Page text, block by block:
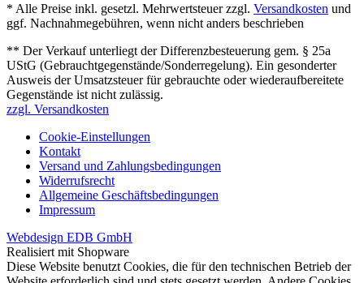
* Alle Preise inkl. gesetzl. Mehrwertsteuer zzgl. Versandkosten und
ggf. Nachnahmegebühren, wenn nicht anders beschrieben
** Der Verkauf unterliegt der Differenzbesteuerung gem. § 25a
UStG (Gebrauchtgegenstände/Sonderregelung). Ein gesonderter
Ausweis der Umsatzsteuer für gebrauchte oder wiederaufbereitete
Gegenstände ist nicht zulässig.
zzgl. Versandkosten
Cookie-Einstellungen
Kontakt
Versand und Zahlungsbedingungen
Widerrufsrecht
Allgemeine Geschäftsbedingungen
Impressum
Webdesign EDB GmbH
Realisiert mit Shopware
Diese Website benutzt Cookies, die für den technischen Betrieb der